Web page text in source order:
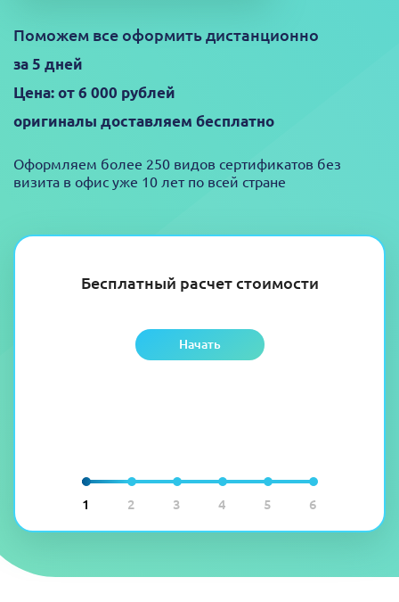
1 2 3 4 5 6
Бесплатный расчет стоимости
Начать
Поможем все оформить дистанционно
за 5 дней
Цена: от 6 000 рублей
оригиналы доставляем бесплатно
Оформляем более 250 видов сертификатов без
визита в офис уже 10 лет по всей стране